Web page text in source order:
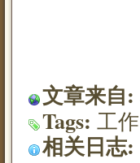
文章来自:
Tags: 工作
相关日志: